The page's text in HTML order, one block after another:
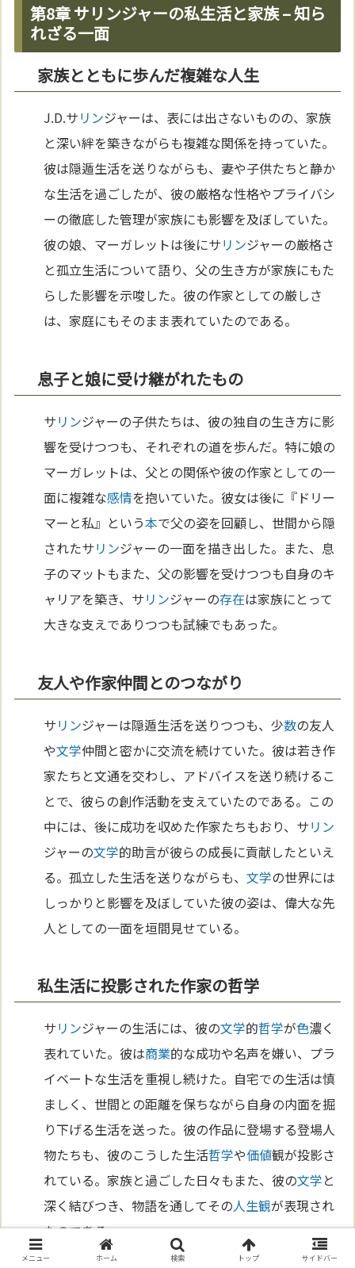
第8章 サリンジャーの私生活と家族 – 知ら
れざる一面
家族とともに歩んだ複雑な人生
J.D.サリンジャーは、表には出さないものの、家族
と深い絆を築きながらも複雑な関係を持っていた。
彼は隠遁生活を送りながらも、妻や子供たちと静か
な生活を過ごしたが、彼の厳格な性格やプライバシ
ーの徹底した管理が家族にも影響を及ぼしていた。
彼の娘、マーガレットは後にサリンジャーの厳格さ
と孤立生活について語り、父の生き方が家族にもた
らした影響を示唆した。彼の作家としての厳しさ
は、家庭にもそのまま表れていたのである。
息子と娘に受け継がれたもの
サリンジャーの子供たちは、彼の独自の生き方に影
響を受けつつも、それぞれの道を歩んだ。特に娘の
マーガレットは、父との関係や彼の作家としての一
面に複雑な感情を抱いていた。彼女は後に『ドリー
マーと私』という本で父の姿を回顧し、世間から隠
されたサリンジャーの一面を描き出した。また、息
子のマットもまた、父の影響を受けつつも自身のキ
ャリアを築き、サリンジャーの存在は家族にとって
大きな支えでありつつも試練でもあった。
友人や作家仲間とのつながり
サリンジャーは隠遁生活を送りつつも、少数の友人
や文学仲間と密かに交流を続けていた。彼は若き作
家たちと文通を交わし、アドバイスを送り続けるこ
とで、彼らの創作活動を支えていたのである。この
中には、後に成功を収めた作家たちもおり、サリン
ジャーの文学的助言が彼らの成長に貢献したといえ
る。孤立した生活を送りながらも、文学の世界には
しっかりと影響を及ぼしていた彼の姿は、偉大な先
人としての一面を垣間見せている。
私生活に投影された作家の哲学
サリンジャーの生活には、彼の文学的哲学が色濃く
表れていた。彼は商業的な成功や名声を嫌い、プラ
イベートな生活を重視し続けた。自宅での生活は慎
ましく、世間との距離を保ちながら自身の内面を掘
り下げる生活を送った。彼の作品に登場する登場人
物たちも、彼のこうした生活哲学や価値観が投影さ
れている。家族と過ごした日々もまた、彼の文学と
深く結びつき、物語を通してその人生観が表現され
たのである。
メニュー ホーム 検索 トップ サイドバー